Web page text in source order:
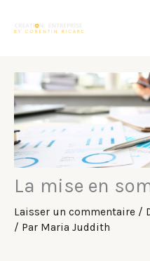
La mise en
Laisser un commentaire /
/ Par Maria Juddith